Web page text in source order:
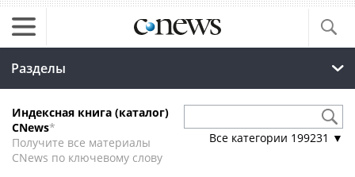
Разделы
Индексная книга (каталог)
CNews*
Получите все материалы
CNews по ключевому слову
Все категории 199231 ▼